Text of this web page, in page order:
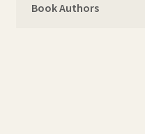
Book Authors